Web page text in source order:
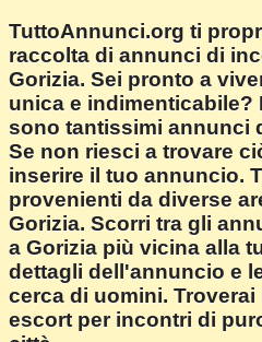
TuttoAnnunci.org ti
raccolta di annunci di
Gorizia. Sei pronto a
unica e indimenticabile?
sono tantissimi annunci
Se non riesci a trovare
inserire il tuo annuncio.
provenienti da diverse
Gorizia. Scorri tra gli
a Gorizia più vicina alla
dettagli dell'annuncio e
cerca di uomini.
escort per incontri di